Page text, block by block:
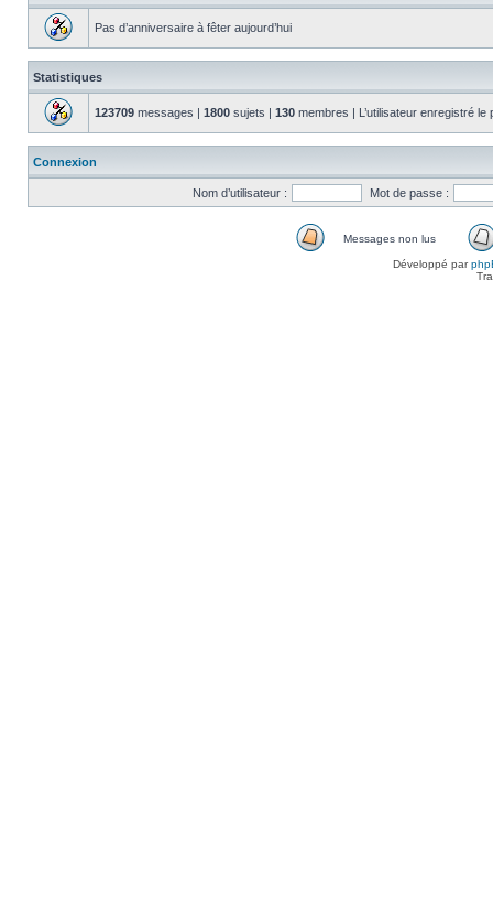
Pas d’anniversaire à fêter aujourd’hui
Statistiques
123709 messages | 1800 sujets | 130 membres | L’utilisateur enregistré
Connexion
Nom d’utilisateur : Mot de passe :
Messages non lus
Développé par